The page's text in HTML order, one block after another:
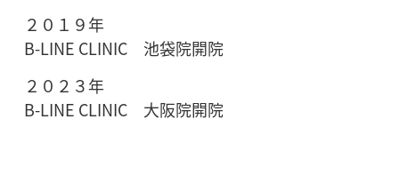
２０１９年
B-LINE CLINIC 池袋院開院
２０２３年
B-LINE CLINIC 大阪院開院